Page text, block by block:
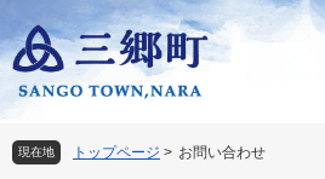
ー
ジ
頭
で
ニ
ュ
飛
ば
現在地 トップページ > お問い合わせ